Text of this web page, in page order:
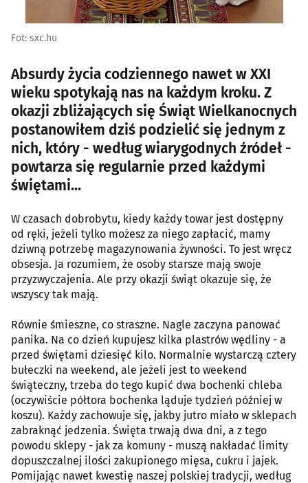
Fot: sxc.hu
Absurdy życia codziennego nawet w XXI
wieku spotykają nas na każdym kroku. Z
okazji zbliżających się Świąt Wielkanocnych
postanowiłem dziś podzielić się jednym z
nich, który - według wiarygodnych źródeł -
powtarza się regularnie przed każdymi
świętami...
W czasach dobrobytu, kiedy każdy towar jest dostępny
od ręki, jeżeli tylko możesz za niego zapłacić, mamy
dziwną potrzebę magazynowania żywności. To jest wręcz
obsesja. Ja rozumiem, że osoby starsze mają swoje
przyzwyczajenia. Ale przy okazji świąt okazuje się, że
wszyscy tak mają.
Równie śmieszne, co straszne. Nagle zaczyna panować
panika. Na co dzień kupujesz kilka plastrów wędliny - a
przed świętami dziesięć kilo. Normalnie wystarczą cztery
bułeczki na weekend, ale jeżeli jest to weekend
świąteczny, trzeba do tego kupić dwa bochenki chleba
(oczywiście półtora bochenka ląduje tydzień później w
koszu). Każdy zachowuje się, jakby jutro miało w sklepach
zabraknąć jedzenia. Święta trwają dwa dni, a z tego
powodu sklepy - jak za komuny - muszą nakładać limity
dopuszczalnej ilości zakupionego mięsa, cukru i jajek.
Pomijając nawet kwestię naszej polskiej tradycji, według